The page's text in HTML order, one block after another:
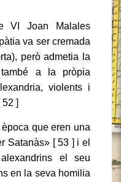
VI Joan Malales
va ser cremada
però admetia la
a la pròpia
violents i
]
que eren una
Satanàs» [ 53 ] i el
el seu
en la seva homilia